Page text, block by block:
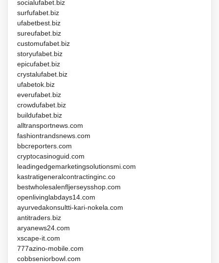
socialufabet.biz
surfufabet.biz
ufabetbest.biz
sureufabet.biz
customufabet.biz
storyufabet.biz
epicufabet.biz
crystalufabet.biz
ufabetok.biz
everufabet.biz
crowdufabet.biz
buildufabet.biz
alltransportnews.com
fashiontrandsnews.com
bbcreporters.com
cryptocasinoguid.com
leadingedgemarketingsolutionsmi.com
kastratigeneralcontractinginc.co
bestwholesalenfljerseysshop.com
openlivinglabdays14.com
ayurvedakonsultti-kari-nokela.com
antitraders.biz
aryanews24.com
xscape-it.com
777azino-mobile.com
cobbseniorbowl.com